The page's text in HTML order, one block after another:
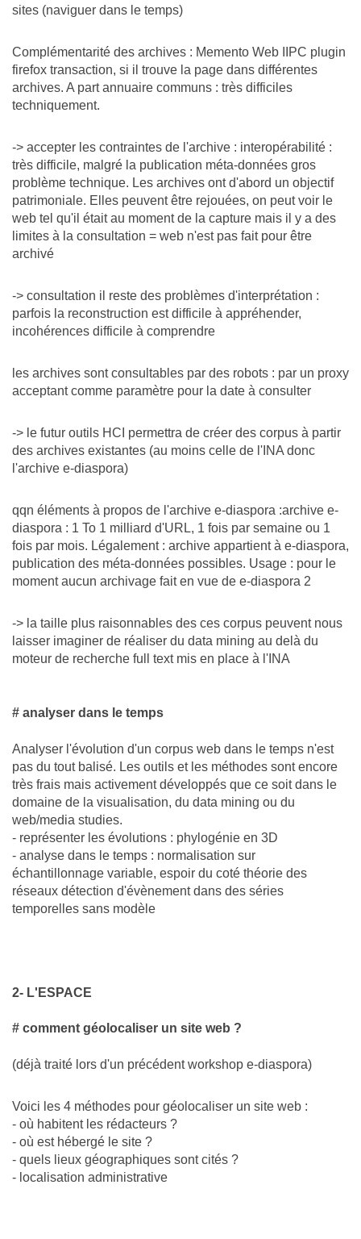
sites (naviguer dans le temps)
Complémentarité des archives : Memento Web IIPC plugin
firefox transaction, si il trouve la page dans différentes
archives. A part annuaire communs : très difficiles
techniquement.
-> accepter les contraintes de l'archive : interopérabilité :
très difficile, malgré la publication méta-données gros
problème technique. Les archives ont d'abord un objectif
patrimoniale. Elles peuvent être rejouées, on peut voir le
web tel qu'il était au moment de la capture mais il y a des
limites à la consultation = web n'est pas fait pour être
archivé
-> consultation il reste des problèmes d'interprétation :
parfois la reconstruction est difficile à appréhender,
incohérences difficile à comprendre
les archives sont consultables par des robots : par un proxy
acceptant comme paramètre pour la date à consulter
-> le futur outils HCI permettra de créer des corpus à partir
des archives existantes (au moins celle de l'INA donc
l'archive e-diaspora)
qqn éléments à propos de l'archive e-diaspora :archive e-
diaspora : 1 To 1 milliard d'URL, 1 fois par semaine ou 1
fois par mois. Légalement : archive appartient à e-diaspora,
publication des méta-données possibles. Usage : pour le
moment aucun archivage fait en vue de e-diaspora 2
-> la taille plus raisonnables des ces corpus peuvent nous
laisser imaginer de réaliser du data mining au delà du
moteur de recherche full text mis en place à l'INA
# analyser dans le temps
Analyser l'évolution d'un corpus web dans le temps n'est
pas du tout balisé. Les outils et les méthodes sont encore
très frais mais activement développés que ce soit dans le
domaine de la visualisation, du data mining ou du
web/media studies.
- représenter les évolutions : phylogénie en 3D
- analyse dans le temps : normalisation sur
échantillonnage variable, espoir du coté théorie des
réseaux détection d'évènement dans des séries
temporelles sans modèle
2- L'ESPACE
# comment géolocaliser un site web ?
(déjà traité lors d'un précédent workshop e-diaspora)
Voici les 4 méthodes pour géolocaliser un site web :
- où habitent les rédacteurs ?
- où est hébergé le site ?
- quels lieux géographiques sont cités ?
- localisation administrative